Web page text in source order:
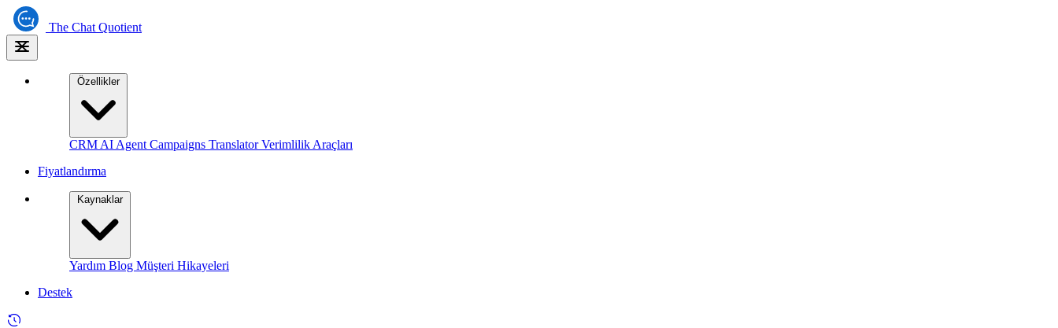
The Chat Quotient
Özellikler
CRM AI Agent Campaigns TranslatorVerimlilik Araçları
Fiyatlandırma
Kaynaklar
Yardım Blog Müşteri Hikayeleri
Destek